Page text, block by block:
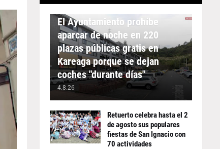
APARCAMIENTO
El Ayuntamiento prohíbe
aparcar de noche en 220
plazas públicas gratis en
Kareaga porque se dejan
coches "durante días"
4.8.26
Retuerto celebra hasta el 2
de agosto sus populares
fiestas de San Ignacio con
70 actividades